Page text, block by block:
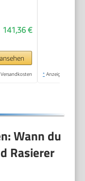
141,36 €
* Anzeige
Wann du
Rasierer